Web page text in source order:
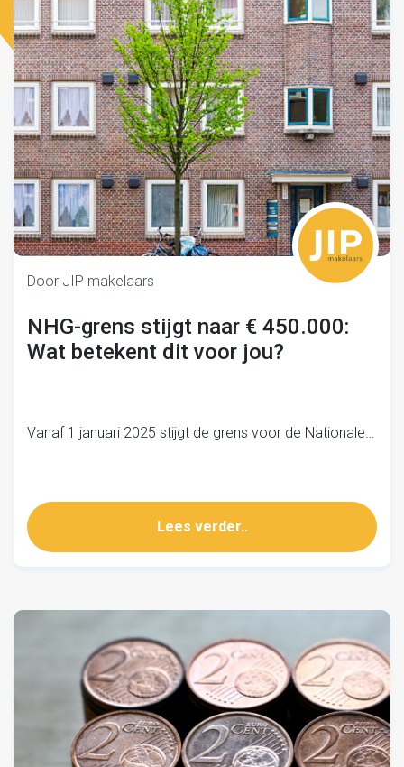
Door JIP makelaars
NHG-grens stijgt naar € 450.000:
Wat betekent dit voor jou?
Vanaf 1 januari 2025 stijgt de grens voor de Nationale…
Lees verder..